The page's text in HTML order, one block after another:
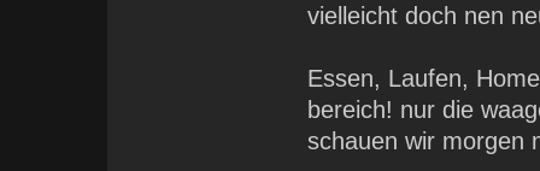
vielleicht doch nen
Essen, Laufen,
bereich! nur die
schauen wir morgen